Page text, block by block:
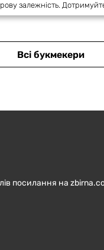
залежність.
Всі букмекери
посилання на